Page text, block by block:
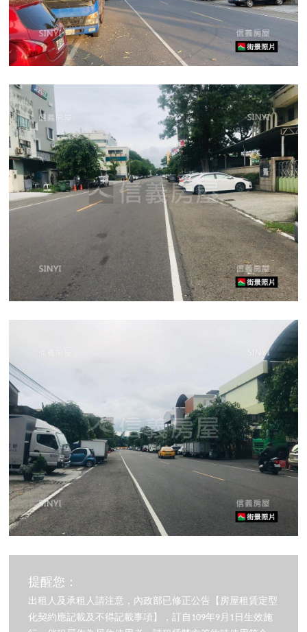
提醒您：
出租人及承租人請注意，內政部已修正公告【房屋租賃定型
化契約應記載及不得記載事項】，訂自109年9月1日生效施